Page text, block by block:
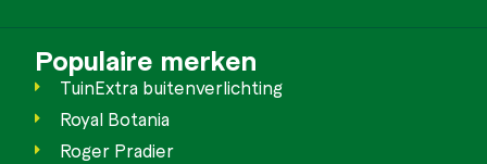
Populaire merken
TuinExtra buitenverlichting
Royal Botania
Roger Pradier